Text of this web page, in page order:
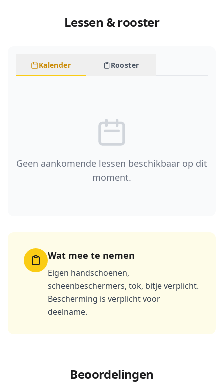
Lessen & rooster
Kalender Rooster
Geen aankomende lessen beschikbaar op dit
moment.
Wat mee te nemen
Eigen handschoenen,
scheenbeschermers, tok, bitje verplicht.
Bescherming is verplicht voor
deelname.
Beoordelingen